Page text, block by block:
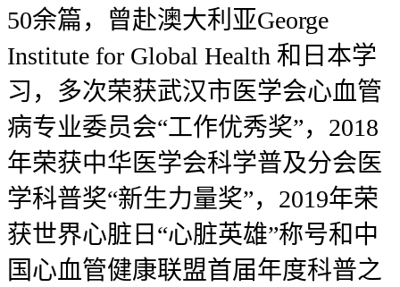
50余篇，曾赴澳大利亚George
Institute for Global Health 和日本学
习，多次荣获武汉市医学会心血管
病专业委员会“工作优秀奖”，2018
年荣获中华医学会科学普及分会医
学科普奖“新生力量奖”，2019年荣
获世界心脏日“心脏英雄”称号和中
国心血管健康联盟首届年度科普之